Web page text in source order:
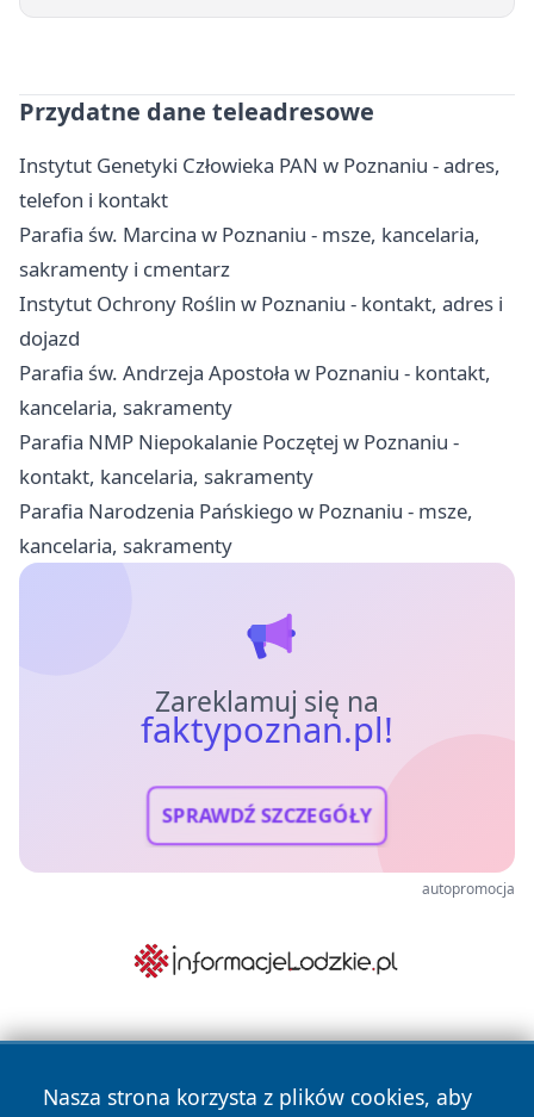
Przydatne dane teleadresowe
Instytut Genetyki Człowieka PAN w Poznaniu - adres,
telefon i kontakt
Parafia św. Marcina w Poznaniu - msze, kancelaria,
sakramenty i cmentarz
Instytut Ochrony Roślin w Poznaniu - kontakt, adres i
dojazd
Parafia św. Andrzeja Apostoła w Poznaniu - kontakt,
kancelaria, sakramenty
Parafia NMP Niepokalanie Poczętej w Poznaniu -
kontakt, kancelaria, sakramenty
Parafia Narodzenia Pańskiego w Poznaniu - msze,
kancelaria, sakramenty
Zareklamuj się na
faktypoznan.pl!
SPRAWDŹ SZCZEGÓŁY
autopromocja
Nasza strona korzysta z plików cookies, aby